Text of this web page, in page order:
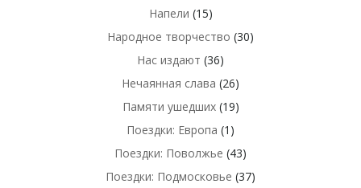
Напели (15)
Народное творчество (30)
Нас издают (36)
Нечаянная слава (26)
Памяти ушедших(19)
Поездки: Европа (1)
Поездки: Поволжье (43)
Поездки: Подмосковье (37)